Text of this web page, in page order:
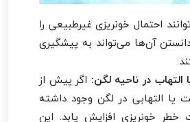
احتمال خونریزی غیرطبیعی را
آن‌ها می‌تواند به پیشگیری
در ناحیه لگن: اگر پیش از
یا التهابی در لگن وجود داشته
خونریزی افزایش یابد. این